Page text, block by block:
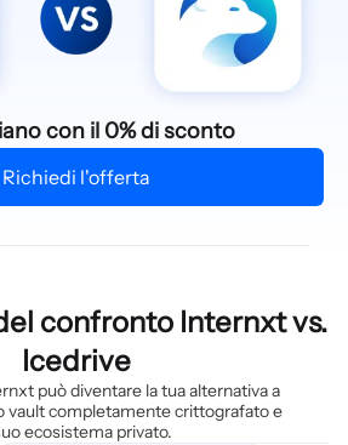
con il 0% di sconto
Richiedi l'offerta
confronto Internxt vs.
Icedrive
può diventare la tua alternativa a
vault completamente crittografato e
ecosistema privato.